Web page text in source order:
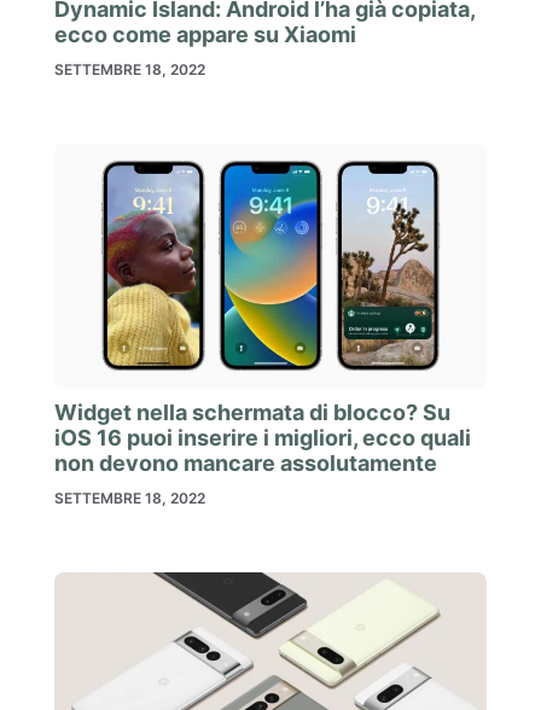
Dynamic Island: Android l’ha già copiata,
ecco come appare su Xiaomi
SETTEMBRE 18, 2022
Widget nella schermata di blocco? Su
iOS 16 puoi inserire i migliori, ecco quali
non devono mancare assolutamente
SETTEMBRE 18, 2022